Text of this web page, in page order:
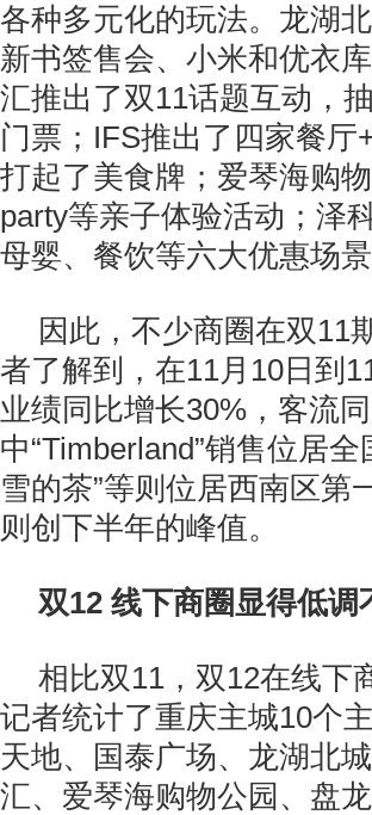
各种多元化的玩法。龙湖
新书签售会、小米和优衣
汇推出了双11话题互动，
门票；IFS推出了四家餐
打起了美食牌；爱琴海购
party等亲子体验活动；泽
母婴、餐饮等六大优惠场景
因此，不少商圈在双11
者了解到，在11月10日到
业绩同比增长30%，客流
中“Timberland”销售位居
雪的茶”等则位居西南区第
则创下半年的峰值。
双12 线下商圈显得低调
相比双11，双12在线下
记者统计了重庆主城10个
天地、国泰广场、龙湖北
汇、爱琴海购物公园、盘